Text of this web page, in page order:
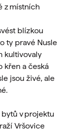
z místních
blízkou
ty pravé Nusle
kultivovaly
křen a česká
jsou živé, ale
bytů v projektu
Vršovice